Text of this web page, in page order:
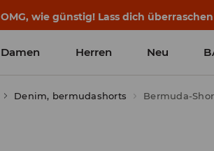
OMG, wie günstig! Lass dich
Damen Herren Neu
Denim, bermudashorts Bermuda-